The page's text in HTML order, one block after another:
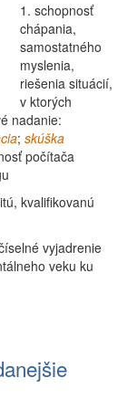
1. schopnosť
chápania,
samostatného
myslenia,
riešenia situácií,
v ktorých
nadanie:
; skúška
počítača
kvalifikovanú
vyjadrenie
veku ku